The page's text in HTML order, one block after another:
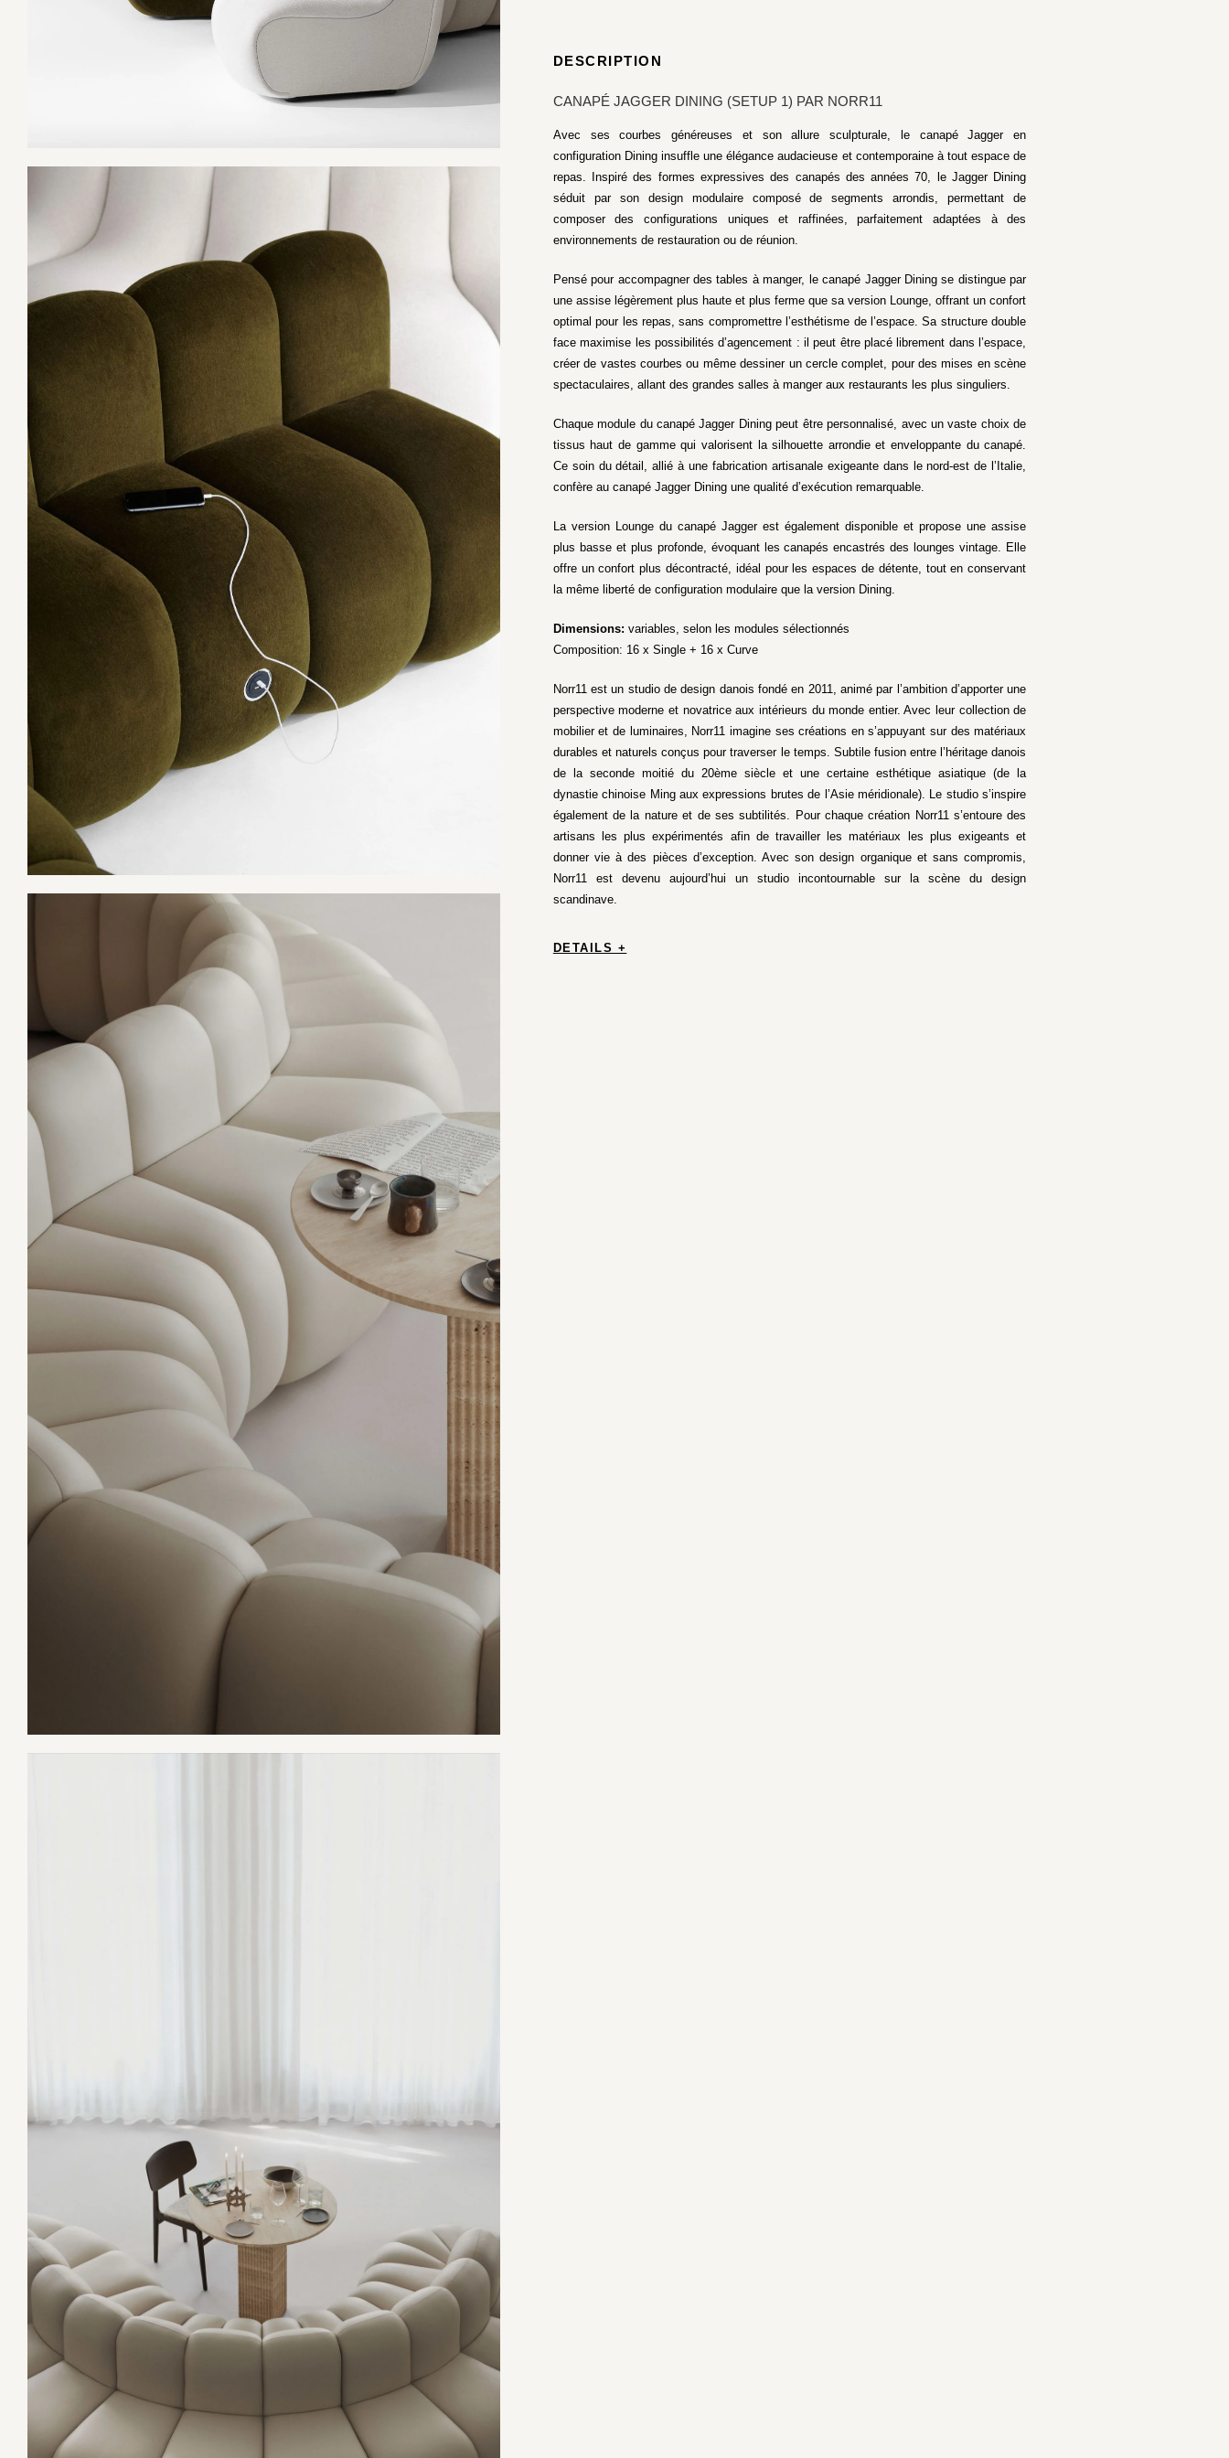
DESCRIPTION
CANAPÉ JAGGER DINING (SETUP 1) PAR NORR11
Avec ses courbes généreuses et son allure sculpturale, le canapé Jagger en
configuration Dining insuffle une élégance audacieuse et contemporaine à tout espace de
repas. Inspiré des formes expressives des canapés des années 70, le Jagger Dining
séduit par son design modulaire composé de segments arrondis, permettant de
composer des configurations uniques et raffinées, parfaitement adaptées à des
environnements de restauration ou de réunion.
Pensé pour accompagner des tables à manger, le canapé Jagger Dining se distingue par
une assise légèrement plus haute et plus ferme que sa version Lounge, offrant un confort
optimal pour les repas, sans compromettre l’esthétisme de l’espace. Sa structure double
face maximise les possibilités d’agencement : il peut être placé librement dans l’espace,
créer de vastes courbes ou même dessiner un cercle complet, pour des mises en scène
spectaculaires, allant des grandes salles à manger aux restaurants les plus singuliers.
Chaque module du canapé Jagger Dining peut être personnalisé, avec un vaste choix de
tissus haut de gamme qui valorisent la silhouette arrondie et enveloppante du canapé.
Ce soin du détail, allié à une fabrication artisanale exigeante dans le nord-est de l’Italie,
confère au canapé Jagger Dining une qualité d’exécution remarquable.
La version Lounge du canapé Jagger est également disponible et propose une assise
plus basse et plus profonde, évoquant les canapés encastrés des lounges vintage. Elle
offre un confort plus décontracté, idéal pour les espaces de détente, tout en conservant
la même liberté de configuration modulaire que la version Dining.
Dimensions: variables, selon les modules sélectionnés
Composition: 16 x Single + 16 x Curve
Norr11 est un studio de design danois fondé en 2011, animé par l’ambition d’apporter une
perspective moderne et novatrice aux intérieurs du monde entier. Avec leur collection de
mobilier et de luminaires, Norr11 imagine ses créations en s’appuyant sur des matériaux
durables et naturels conçus pour traverser le temps. Subtile fusion entre l’héritage danois
de la seconde moitié du 20ème siècle et une certaine esthétique asiatique (de la
dynastie chinoise Ming aux expressions brutes de l’Asie méridionale). Le studio s’inspire
également de la nature et de ses subtilités. Pour chaque création Norr11 s’entoure des
artisans les plus expérimentés afin de travailler les matériaux les plus exigeants et
donner vie à des pièces d’exception. Avec son design organique et sans compromis,
Norr11 est devenu aujourd’hui un studio incontournable sur la scène du design
scandinave.
DETAILS +